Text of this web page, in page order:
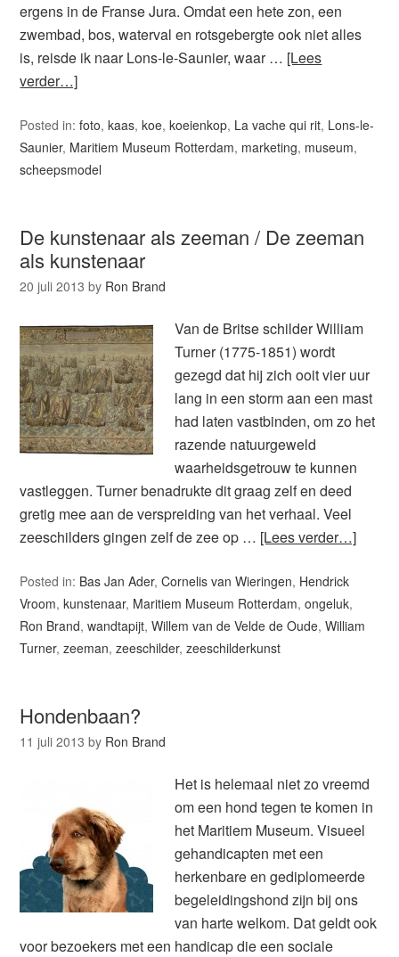
ergens in de Franse Jura. Omdat een hete zon, een
zwembad, bos, waterval en rotsgebergte ook niet alles
is, reisde ik naar Lons-le-Saunier, waar … [Lees
verder…]
Posted in:foto,kaas,koe,koeienkop, La vache qui rit, Lons-le-
Saunier, Maritiem Museum Rotterdam, marketing, museum,
scheepsmodel
De kunstenaar als zeeman / De zeeman
als kunstenaar
20 juli 2013 by Ron Brand
Van de Britse schilder William
Turner (1775-1851) wordt
gezegd dat hij zich ooit vier uur
lang in een storm aan een mast
had laten vastbinden, om zo het
razende natuurgeweld
waarheidsgetrouw te kunnen
vastleggen. Turner benadrukte dit graag zelf en deed
gretig mee aan de verspreiding van het verhaal. Veel
zeeschilders gingen zelf de zee op … [Lees verder…]
Posted in: Bas Jan Ader,Cornelis van Wieringen, Hendrick
Vroom,kunstenaar, Maritiem Museum Rotterdam,ongeluk,
Ron Brand,wandtapijt,Willem van de Velde de Oude,William
Turner,zeeman,zeeschilder,zeeschilderkunst
Hondenbaan?
11 juli 2013 by Ron Brand
Het is helemaal niet zo vreemd
om een hond tegen te komen in
het Maritiem Museum. Visueel
gehandicapten met een
herkenbare en gediplomeerde
begeleidingshond zijn bij ons
van harte welkom. Dat geldt ook
voor bezoekers met een handicap die een sociale